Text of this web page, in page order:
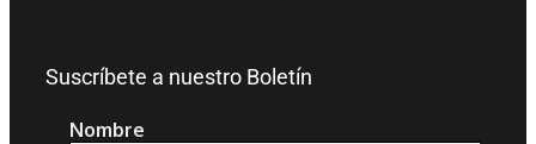
Suscríbete a nuestro Boletín
Nombre